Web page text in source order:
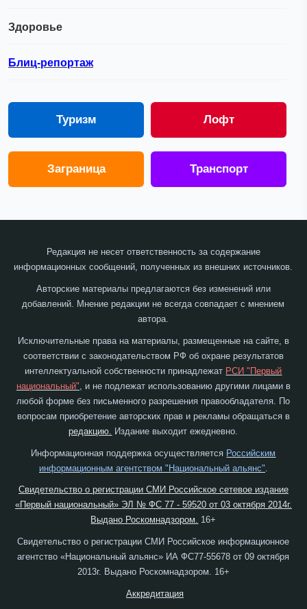
Здоровье
Блиц-репортаж
Туризм Лофт
Заграница Транспорт
Редакция не несет ответственность за содержание
информационных сообщений, полученных из внешних источников.
Авторские материалы предлагаются без изменений или
добавлений. Мнение редакции не всегда совпадает с мнением
автора.
Исключительные права на материалы, размещенные на сайте, в
соответствии с законодательством РФ об охране результатов
интеллектуальной собственности принадлежат РСИ "Первый
национальный" , и не подлежат использованию другими лицами в
любой форме без письменного разрешения правообладателя. По
вопросам приобретение авторских прав и рекламы обращаться в
редакцию.
Издание выходит ежедневно.
Информационная поддержка осуществляется Российским
информационным агентством "Национальный альянс"
Свидетельство о регистрации СМИ Российское сетевое издание
«Первый национальный» ЭЛ № ФС 77 - 59520 от 03 октября 2014г.
Выдано Роскомнадзором. 16+
Свидетельство о регистрации СМИ Российское информационное
агентство «Национальный альянс» ИА ФС77-55678 от 09 октября
2013г. Выдано Роскомнадзором. 16+
Аккредитация